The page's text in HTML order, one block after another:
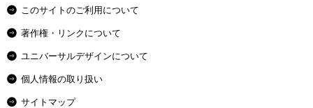
このサイトのご利用について
著作権・リンクについて
ユニバーサルデザインについて
個人情報の取り扱い
サイトマップ